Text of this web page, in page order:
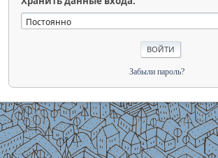
Забыли пароль?